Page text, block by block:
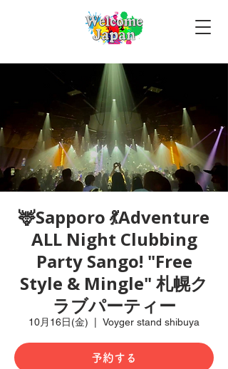
🦌Sapporo 💃Adventure
ALL Night Clubbing
Party Sango! "Free
Style & Mingle" 札幌ク
ラブパーティー
10月16日(金) Voyger stand shibuya
予約する